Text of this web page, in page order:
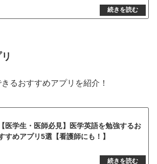
るおすすめアプリを紹介！
【医学生・医師必見】医学英語を勉強するお
すめアプリ5選【看護師にも！】